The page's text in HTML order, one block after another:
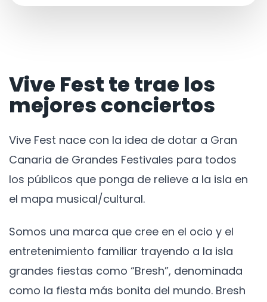
Vive Fest te trae los
mejores conciertos
Vive Fest nace con la idea de dotar a Gran
Canaria de Grandes Festivales para todos
los públicos que ponga de relieve a la isla en
el mapa musical/cultural.
Somos una marca que cree en el ocio y el
entretenimiento familiar trayendo a la isla
grandes fiestas como “Bresh”, denominada
como la fiesta más bonita del mundo. Bresh